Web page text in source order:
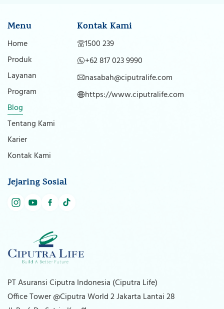
PT Asuransi Ciputra Indonesia (Ciputra Life)
Office Tower @Ciputra World 2 Jakarta Lantai 28
Menu
Home
Produk
Layanan
Program
Blog
Tentang Kami
Karier
Kontak Kami
Kontak Kami
1500 239
+62 817 023 9990
nasabah@ciputralife.com
https://www.ciputralife.com
Jejaring Sosial